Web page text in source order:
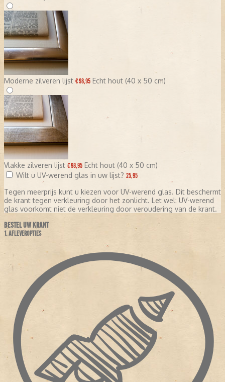
Moderne zilveren lijst € 98,95 Echt hout (40 x 50 cm)
Vlakke zilveren lijst € 98,95 Echt hout (40 x 50 cm)
Wilt u UV-werend glas in uw lijst? 25,95
Tegen meerprijs kunt u kiezen voor UV-werend glas. Dit beschermt
de krant tegen verkleuring door het zonlicht. Let wel: UV-werend
glas voorkomt niet de verkleuring door veroudering van de krant.
BESTEL UW KRANT
1. AFLEVEROPTIES